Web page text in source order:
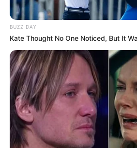
BUZZ DAY
Kate Thought No One Noticed, But It